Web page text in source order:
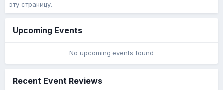
эту страницу.
Upcoming Events
No upcoming events found
Recent Event Reviews